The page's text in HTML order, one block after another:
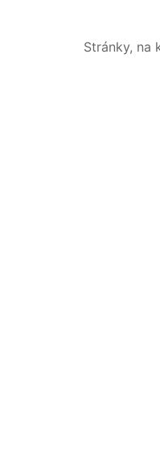
Stránky, na